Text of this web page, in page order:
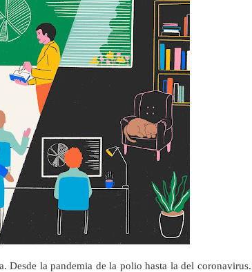
Desde la pandemia de la polio hasta la del coronavirus.